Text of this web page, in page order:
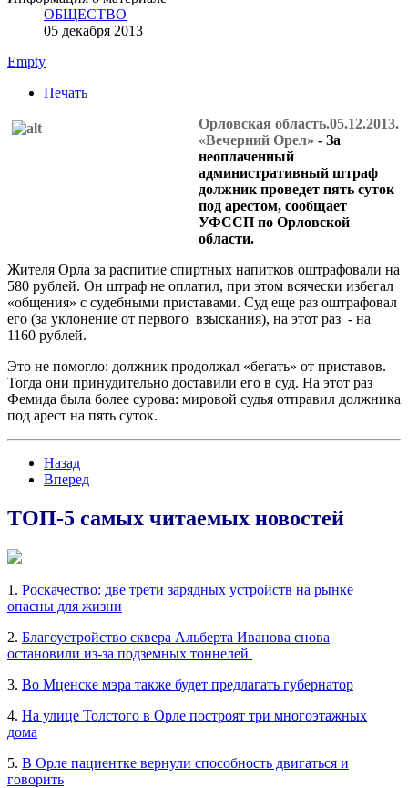
ОБЩЕСТВО
05 декабря 2013
Empty
Печать
Орловская область.05.12.2013.
«Вечерний Орел» - За
неоплаченный
административный штраф
должник проведет пять суток
под арестом, сообщает
УФССП по Орловской
области.
Жителя Орла за распитие спиртных напитков оштрафовали на
580 рублей. Он штраф не оплатил, при этом всячески избегал
«общения» с судебными приставами. Суд еще раз оштрафовал
его (за уклонение от первого взыскания), на этот раз - на
1160 рублей.
Это не помогло: должник продолжал «бегать» от приставов.
Тогда они принудительно доставили его в суд. На этот раз
Фемида была более сурова: мировой судья отправил должника
под арест на пять суток.
Назад
Вперед
ТОП-5 самых читаемых новостей
1. Роскачество: две трети зарядных устройств на рынке
опасны для жизни
2. Благоустройство сквера Альберта Иванова снова
остановили из-за подземных тоннелей
3. Во Мценске мэра также будет предлагать губернатор
4. На улице Толстого в Орле построят три многоэтажных
дома
5. В Орле пациентке вернули способность двигаться и
говорить